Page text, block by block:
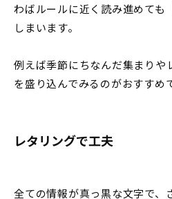
わばルールに近く読み進めても
しまいます。
例えば季節にちなんだ集まりや
を盛り込んでみるのがおすすめ
レタリングで工夫
全ての情報が真っ黒な文字で、